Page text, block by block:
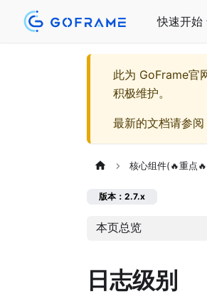
快速开始
此为 GoFrame官
积极维护。
最新的文档请参阅
核心组件(🔥重点
版本：2.7.x
本页总览
日志级别